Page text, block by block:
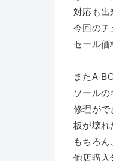
対応も出
今回のチ
セール価
またA-
ソール
修理がで
板が壊れ
もちろん、
他店購入